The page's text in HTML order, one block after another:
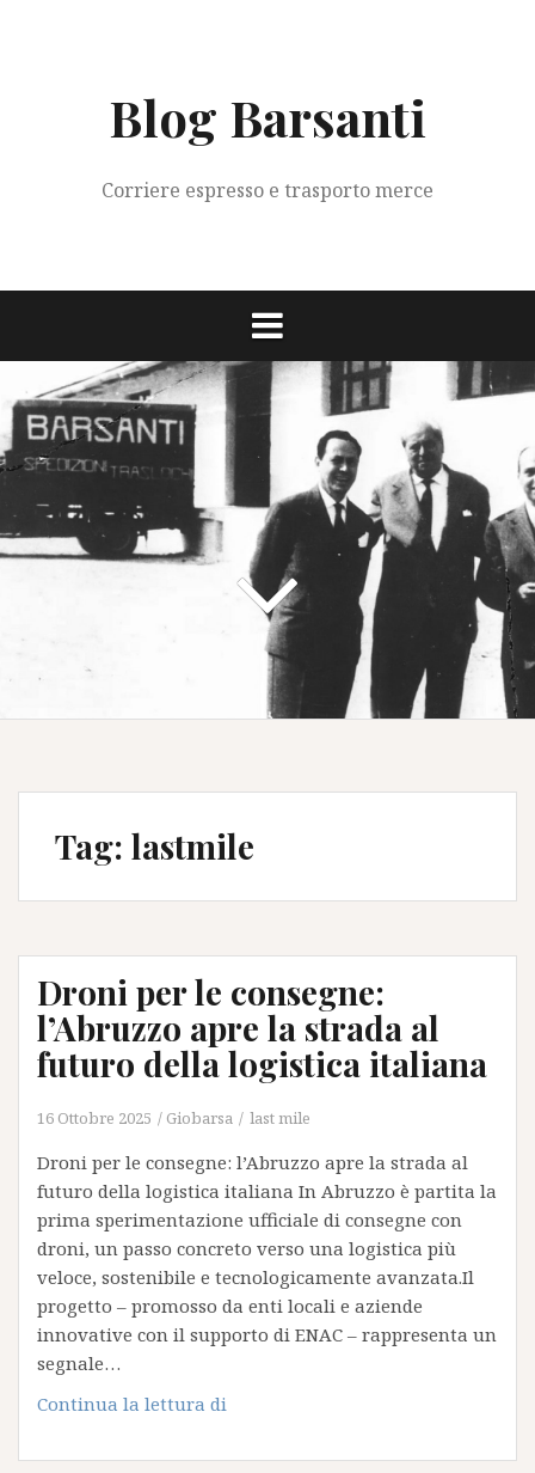
Blog Barsanti
Corriere espresso e trasporto merce
Tag: lastmile
Droni per le consegne:
l’Abruzzo apre la strada al
futuro della logistica italiana
16 Ottobre 2025 Giobarsa last mile
Droni per le consegne: l’Abruzzo apre la strada al
futuro della logistica italiana In Abruzzo è partita la
prima sperimentazione ufficiale di consegne con
droni, un passo concreto verso una logistica più
veloce, sostenibile e tecnologicamente avanzata.Il
progetto – promosso da enti locali e aziende
innovative con il supporto di ENAC – rappresenta un
segnale…
Continua la lettura di
le